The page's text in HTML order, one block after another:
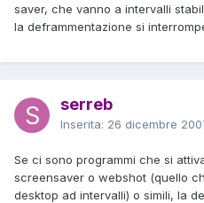
saver, che vanno a intervalli
la deframmentazione si
serreb
Inserita: 26 dicembre
Se ci sono programmi che si
screensaver o webshot (quello
desktop ad intervalli) o simili, la